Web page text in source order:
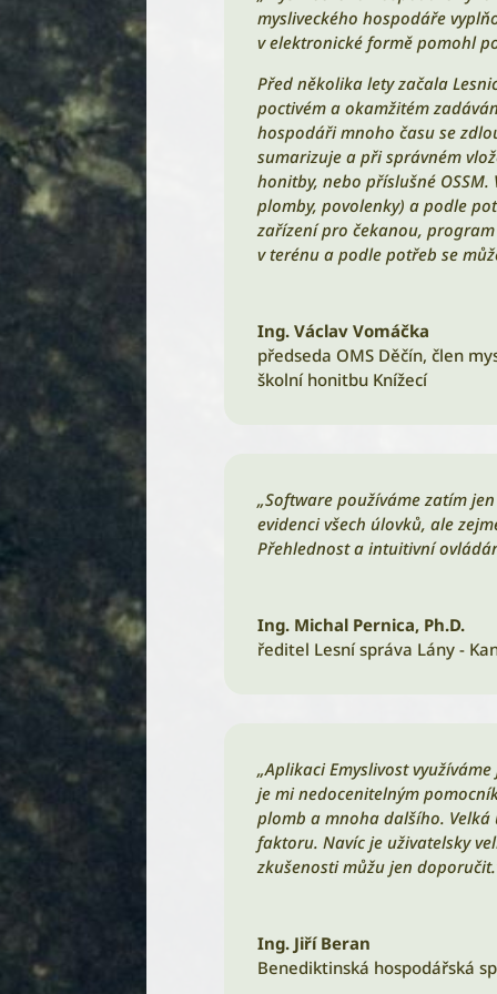
mysliveckého hospodáře
v elektronické formě pomohl
Před několika lety začala
poctivém a okamžitém
hospodáři mnoho času se
sumarizuje a při správném
honitby, nebo příslušné
plomby, povolenky) a podle
zařízení pro čekanou,
v terénu a podle potřeb se
Ing. Václav Vomáčka
předseda OMS Děčín, člen
školní honitbu Knížecí
„Software používáme zatím
evidenci všech úlovků, ale
Přehlednost a intuitivní
Ing. Michal Pernica, Ph.D.
ředitel Lesní správa Lány -
„Aplikaci Emyslivost
je mi nedocenitelným
plomb a mnoha dalšího. Velká
faktoru. Navíc je uživatelsky
zkušenosti můžu jen
Ing. Jiří Beran
Benediktinská hospodářská